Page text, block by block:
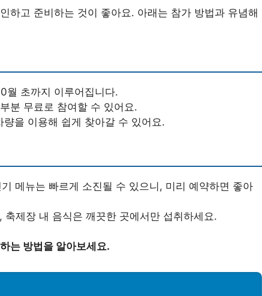
하고 준비하는 것이 좋아요. 아래는 참가 방법과 유념해
월 초까지 이루어집니다.
분 무료로 참여할 수 있어요.
을 이용해 쉽게 찾아갈 수 있어요.
메뉴는 빠르게 소진될 수 있으니, 미리 예약하면 좋아
축제장 내 음식은 깨끗한 곳에서만 섭취하세요.
는 방법을 알아보세요.